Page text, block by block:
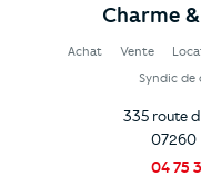
Charme
Achat Vente
Syndic
335 route
07260
04 75